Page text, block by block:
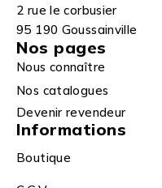
2 rue le corbusier
95 190 Goussainville
Nos pages
Nous connaître
Nos catalogues
Devenir revendeur
Informations
Boutique